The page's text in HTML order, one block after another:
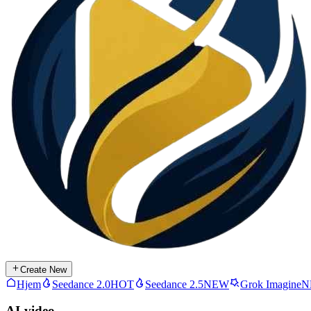
Create New
Hjem Seedance 2.0HOT Seedance 2.5NEW Grok Imagine